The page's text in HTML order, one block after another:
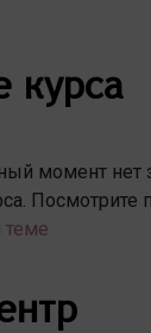
курса
момент нет
Посмотрите
теме